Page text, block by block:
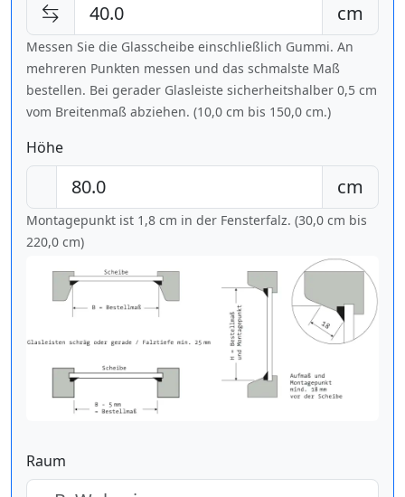
cm
Messen Sie die Glasscheibe einschließlich Gummi. An
mehreren Punkten messen und das schmalste Maß
bestellen. Bei gerader Glasleiste sicherheitshalber 0,5 cm
vom Breitenmaß abziehen. (10,0 cm bis 150,0 cm.)
Höhe
cm
Montagepunkt ist 1,8 cm in der Fensterfalz. (30,0 cm bis
220,0 cm)
Raum